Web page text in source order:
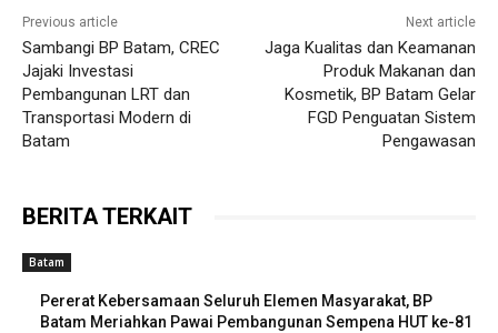
Previous article
Sambangi BP Batam, CREC
Jajaki Investasi
Pembangunan LRT dan
Transportasi Modern di
Batam
Next article
Jaga Kualitas dan Keamanan
Produk Makanan dan
Kosmetik, BP Batam Gelar
FGD Penguatan Sistem
Pengawasan
BERITA TERKAIT
Batam
Pererat Kebersamaan Seluruh Elemen Masyarakat, BP
Batam Meriahkan Pawai Pembangunan Sempena HUT ke-81